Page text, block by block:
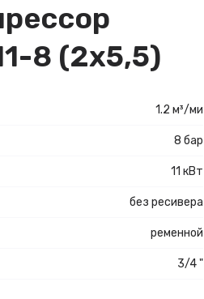
8 (2x5,5)
1.2 м³/ми
8 бар
11 кВт
без ресивера
ременной
3/4 "